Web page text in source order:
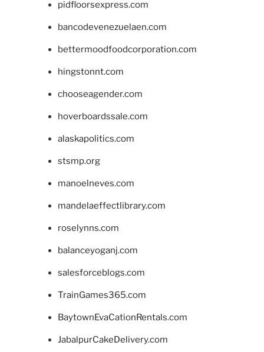
pidfloorsexpress.com
bancodevenezuelaen.com
bettermoodfoodcorporation.com
hingstonnt.com
chooseagender.com
hoverboardssale.com
alaskapolitics.com
stsmp.org
manoelneves.com
mandelaeffectlibrary.com
roselynns.com
balanceyoganj.com
salesforceblogs.com
TrainGames365.com
BaytownEvaCationRentals.com
JabalpurCakeDelivery.com